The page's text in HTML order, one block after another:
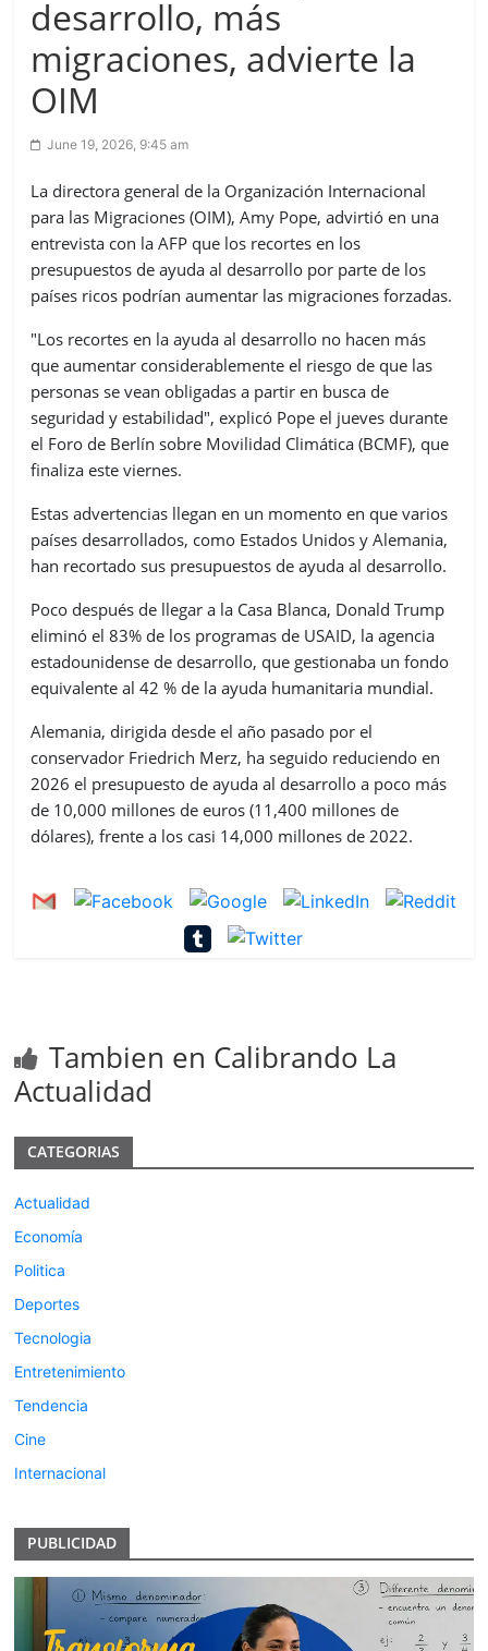
desarrollo, más
migraciones, advierte la
OIM
June 19, 2026, 9:45 am
La directora general de la Organización Internacional
para las Migraciones (OIM), Amy Pope, advirtió en una
entrevista con la AFP que los recortes en los
presupuestos de ayuda al desarrollo por parte de los
países ricos podrían aumentar las migraciones forzadas.
"Los recortes en la ayuda al desarrollo no hacen más
que aumentar considerablemente el riesgo de que las
personas se vean obligadas a partir en busca de
seguridad y estabilidad", explicó Pope el jueves durante
el Foro de Berlín sobre Movilidad Climática (BCMF), que
finaliza este viernes.
Estas advertencias llegan en un momento en que varios
países desarrollados, como Estados Unidos y Alemania,
han recortado sus presupuestos de ayuda al desarrollo.
Poco después de llegar a la Casa Blanca, Donald Trump
eliminó el 83% de los programas de USAID, la agencia
estadounidense de desarrollo, que gestionaba un fondo
equivalente al 42 % de la ayuda humanitaria mundial.
Alemania, dirigida desde el año pasado por el
conservador Friedrich Merz, ha seguido reduciendo en
2026 el presupuesto de ayuda al desarrollo a poco más
de 10,000 millones de euros (11,400 millones de
dólares), frente a los casi 14,000 millones de 2022.
Tambien en Calibrando La
Actualidad
CATEGORIAS
Actualidad
Economía
Politica
Deportes
Tecnologia
Entretenimiento
Tendencia
Cine
Internacional
PUBLICIDAD